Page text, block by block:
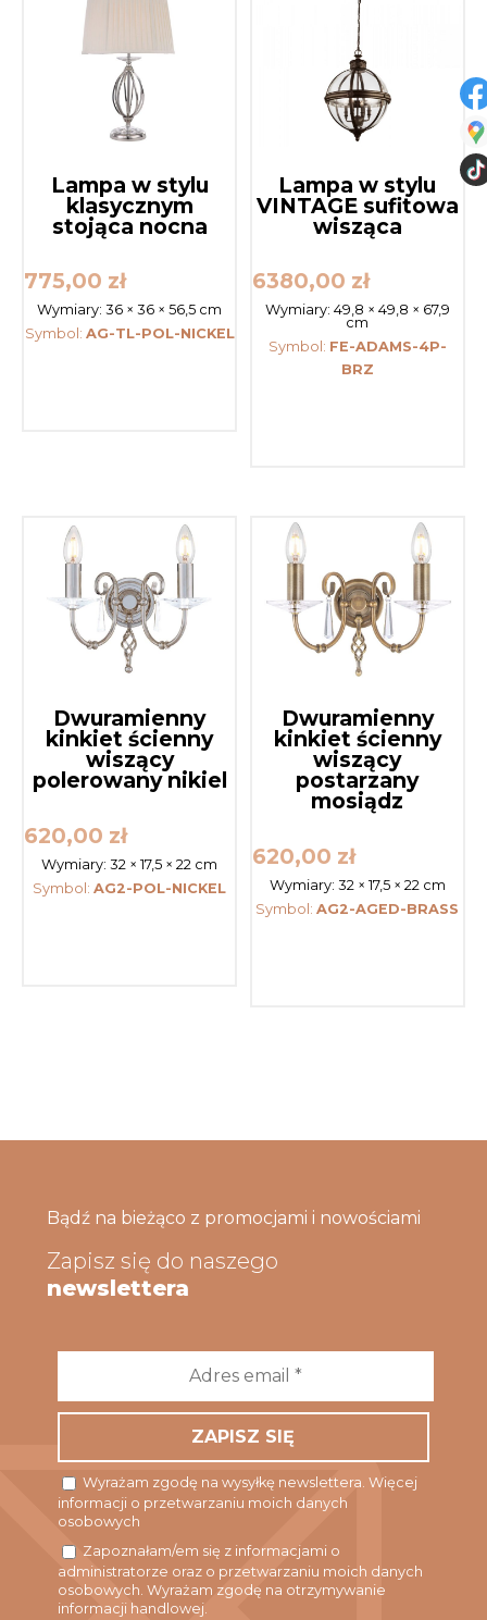
Lampa w stylu
klasycznym
stojąca nocna
775,00 zł
Wymiary:36 × 36 × 56,5 cm
Symbol: AG-TL-POL-NICKEL
Lampa w stylu
VINTAGE sufitowa
wisząca
6380,00 zł
Wymiary: 49,8 × 49,8 × 67,9
cm
Symbol: FE-ADAMS-4P-
BRZ
Dwuramienny
kinkiet ścienny
wiszący
polerowany nikiel
620,00 zł
Wymiary:32 × 17,5 × 22 cm
Symbol:AG2-POL-NICKEL
Dwuramienny
kinkiet ścienny
wiszący
postarzany
mosiądz
620,00 zł
Wymiary: 32 × 17,5 × 22 cm
Symbol:AG2-AGED-BRASS
Bądź na bieżąco z promocjami i nowościami
Zapisz się do naszego
newslettera
*
Wyrażam zgodę na wysyłkę newslettera. Więcej
informacji o przetwarzaniu moich danych
osobowych
Zapoznałam/em się z informacjami o
administratorze oraz o przetwarzaniu moich danych
osobowych. Wyrażam zgodę na otrzymywanie
informacji handlowej.